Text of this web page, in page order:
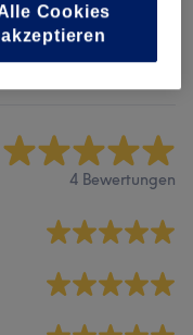
4 Bewertungen
Cookies
akzeptieren